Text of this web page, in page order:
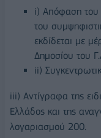
i) Απόφαση του
του
εκδίδεται με
Δημοσίου του
ii)
iii) Αντίγραφα της
Ελλάδος και της
λογαριασμού 200.